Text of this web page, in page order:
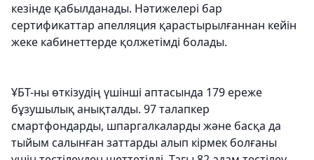
кезінде қабылданады. Нәтижелері бар
сертификаттар апелляция қарастырылғаннан кейін
жеке кабинеттерде қолжетімді болады.
ҰБТ-ны өткізудің үшінші аптасында 179 ереже
бұзушылық анықталды. 97 талапкер
смартфондарды, шпаргалкаларды және басқа да
тыйым салынған заттарды алып кірмек болғаны